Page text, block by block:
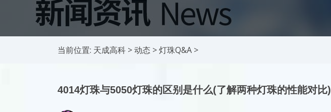
当前位置: 天成高科 >动态 >灯珠Q&A >
4014灯珠与5050灯珠的区别是什么(了解两种灯珠的性能对比)